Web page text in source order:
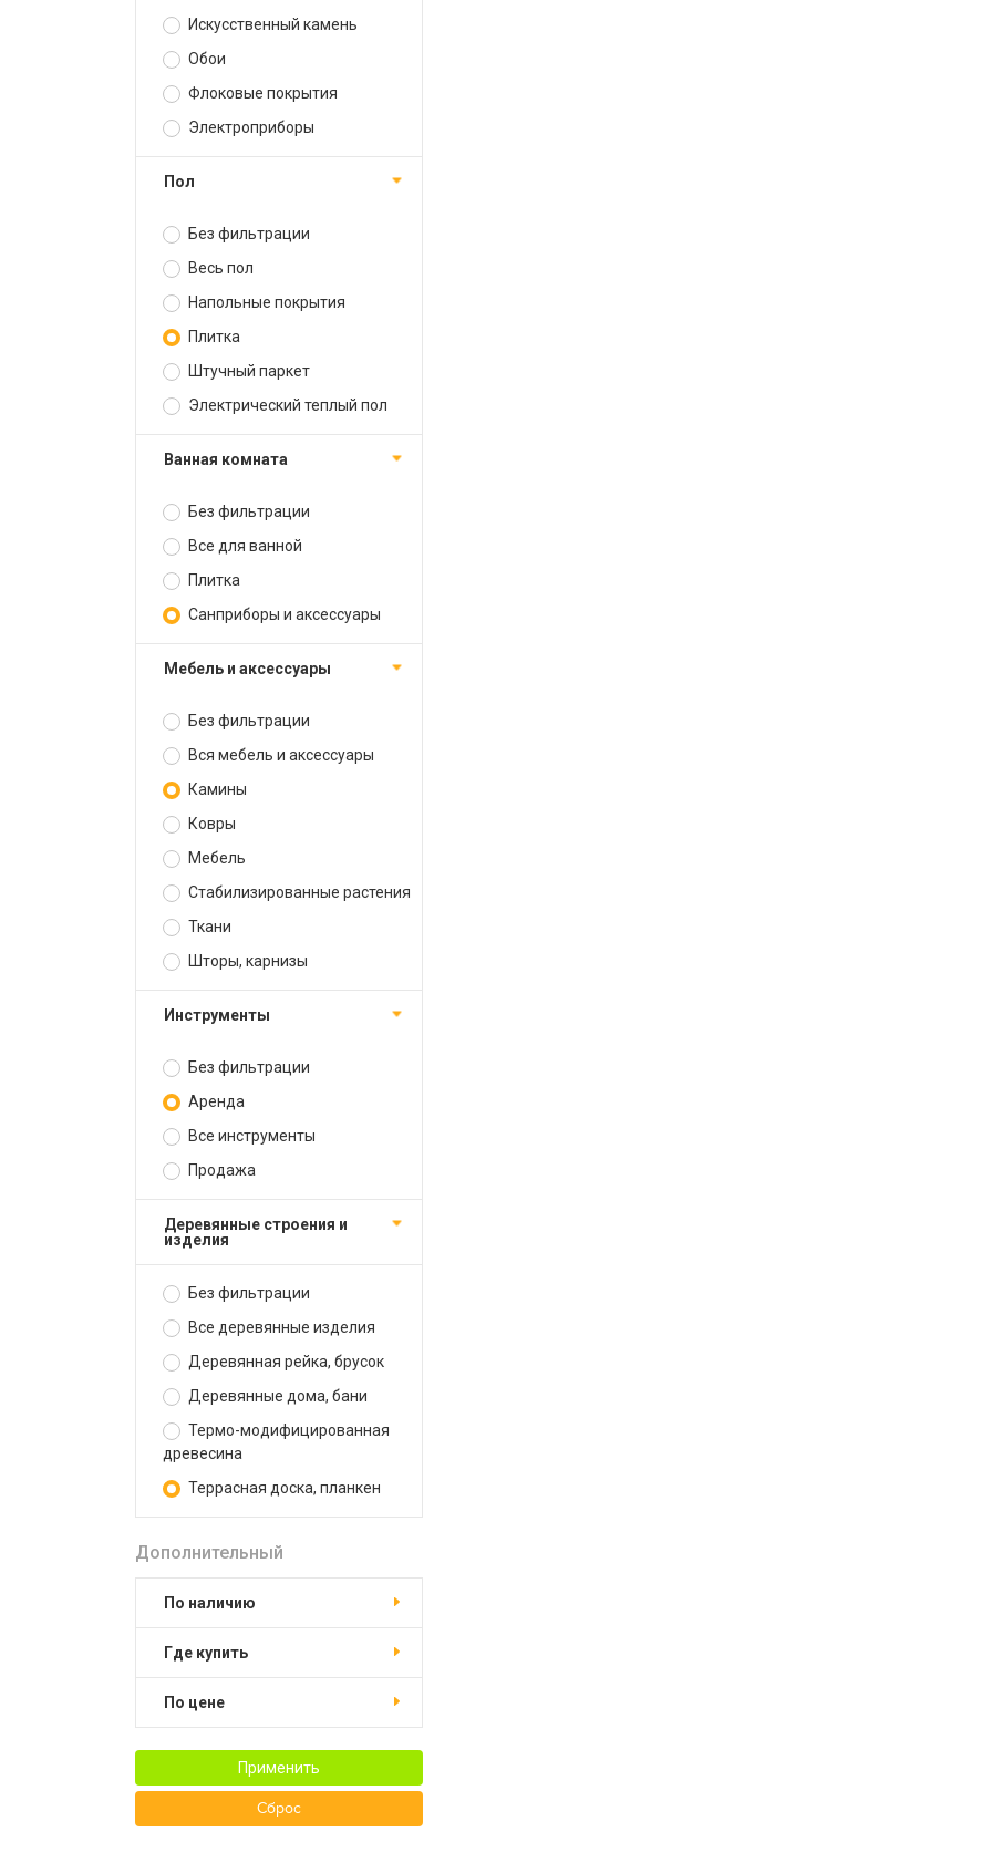
Искусственный камень
Обои
Флоковые покрытия
Электроприборы
Пол
Без фильтрации
Весь пол
Напольные покрытия
Плитка
Штучный паркет
Электрический теплый пол
Ванная комната
Без фильтрации
Все для ванной
Плитка
Санприборы и аксессуары
Мебель и аксессуары
Без фильтрации
Вся мебель и аксессуары
Камины
Ковры
Мебель
Стабилизированные растения
Ткани
Шторы, карнизы
Инструменты
Без фильтрации
Аренда
Все инструменты
Продажа
Деревянные строения и
изделия
Без фильтрации
Все деревянные изделия
Деревянная рейка, брусок
Деревянные дома, бани
Термо-модифицированная
древесина
Террасная доска, планкен
Дополнительный
По наличию
Где купить
По цене
Применить
Сброс